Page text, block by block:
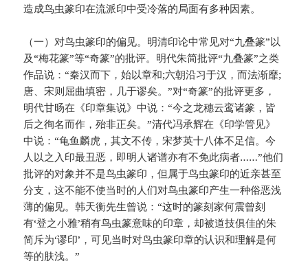
造成鸟虫篆印在流派印中受冷落的局面有多种因素。
（一）对鸟虫篆印的偏见。明清印论中常见对“九叠篆”以
及“梅花篆”等“奇篆”的批评。明代朱简批评“九叠篆”之类
作品说：“秦汉而下，始以章和;六朝沿习于汉，而法渐靡;
唐、宋则屈曲填密，几于谬矣。”对“奇篆”的批评更多，
明代甘旸在《印章集说》中说：“今之龙穗云鸾诸篆，皆
后之徇名而作，殆非正矣。”清代冯承辉在《印学管见》
中说：“龟鱼麟虎，其文不传，宋梦英十八体不足信。今
人以之入印最丑恶，即明人诸谱亦有不免此病者……”他们
批评的对象并不是鸟虫篆印，但属于鸟虫篆印的近亲甚至
分支，这不能不使当时的人们对鸟虫篆印产生一种俗恶浅
薄的偏见。韩天衡先生曾说：“这时的篆刻家何震曾刻
有‘登之小雅’稍有鸟虫篆意味的印章，却被道技俱佳的朱
简斥为‘谬印’，可见当时对鸟虫篆印章的认识和理解是何
等的肤浅。”